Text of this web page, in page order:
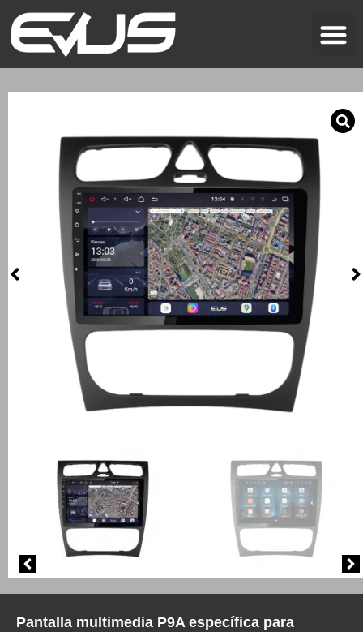
Pantalla multimedia P9A específica para